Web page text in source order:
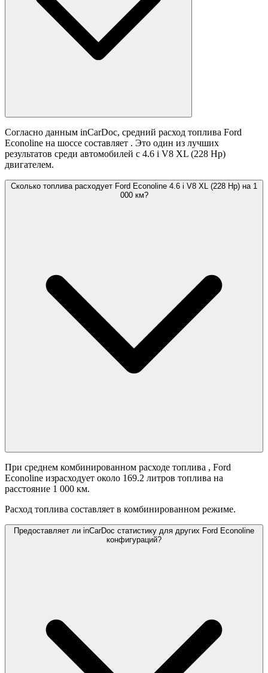
Согласно данным inCarDoc, средний расход топлива Ford
Econoline на шоссе составляет . Это один из лучших
результатов среди автомобилей с 4.6 i V8 XL (228 Hp)
двигателем.
Сколько топлива расходует Ford Econoline 4.6 i V8 XL (228 Hp) на 1
000 км?
При среднем комбинированном расходе топлива , Ford
Econoline израсходует около 169.2 литров топлива на
расстояние 1 000 км.
Расход топлива составляет в комбинированном режиме.
Предоставляет ли inCarDoc статистику для других Ford Econoline
конфигураций?